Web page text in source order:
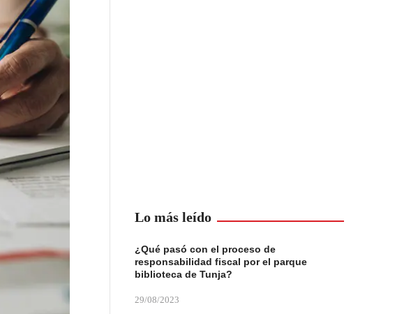
Lo más leído
¿Qué pasó con el proceso de
responsabilidad fiscal por el parque
biblioteca de Tunja?
29/08/2023